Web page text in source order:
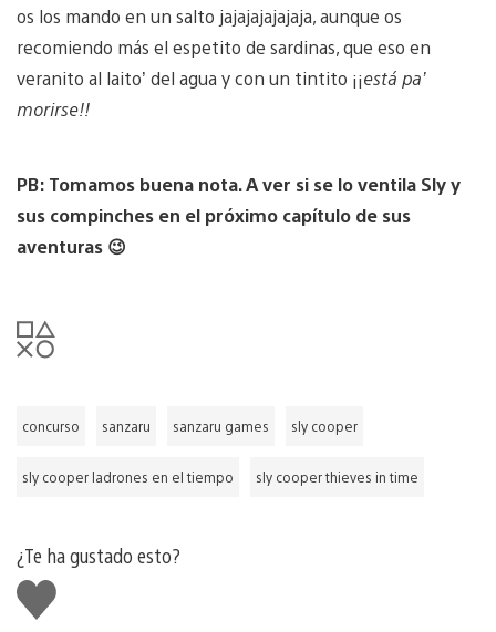
os los mando en un salto jajajajajajaja, aunque os
recomiendo más el espetito de sardinas, que eso en
veranito al laito’ del agua y con un tintito ¡¡está pa’
morirse!!
PB: Tomamos buena nota. A ver si se lo ventila Sly y
sus compinches en el próximo capítulo de sus
aventuras 😉
concurso sanzaru sanzaru games sly cooper
sly cooper ladrones en el tiempo sly cooper thieves in time
¿Te ha gustado esto?
Me
gusta